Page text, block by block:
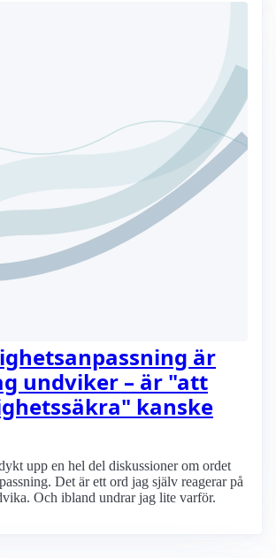
är
undviker – är "att
kanske
upp en hel del diskussioner om ordet
Det är ett ord jag själv reagerar på
Och ibland undrar jag lite varför.